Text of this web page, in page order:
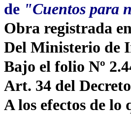
de "Cuentos para
Obra registrada
Del Ministerio de
Bajo el folio Nº
Art. 34 del
A los efectos de lo